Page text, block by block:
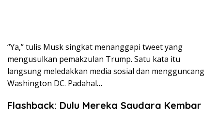
“Ya,” tulis Musk singkat menanggapi tweet yang
mengusulkan pemakzulan Trump. Satu kata itu
langsung meledakkan media sosial dan mengguncang
Washington DC. Padahal…
Flashback: Dulu Mereka Saudara Kembar